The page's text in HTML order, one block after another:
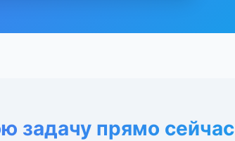
задачу прямо сейчас